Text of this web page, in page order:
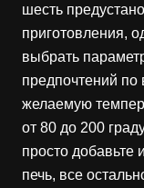
шесть
приготовления,
выбрать
предпочтений по
желаемую
от 80 до 200
просто добавьте
печь, все